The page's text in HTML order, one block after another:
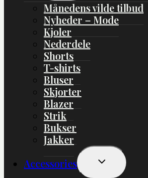
Månedens vilde tilbud
Nyheder – Mode
Kjoler
Nederdele
Shorts
T-shirts
Bluser
Skjorter
Blazer
Strik
Bukser
Jakker
Accessories
Skift
Undermenu